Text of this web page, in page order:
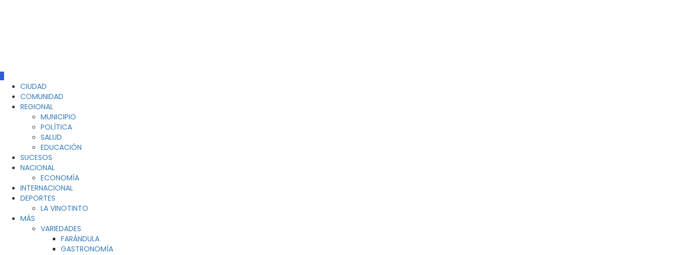
CIUDAD
COMUNIDAD
REGIONAL
MUNICIPIO
POLÍTICA
SALUD
EDUCACIÓN
SUCESOS
NACIONAL
ECONOMÍA
INTERNACIONAL
DEPORTES
LA VINOTINTO
MÁS
VARIEDADES
FARÁNDULA
GASTRONOMÍA